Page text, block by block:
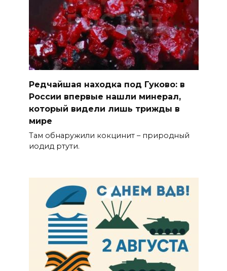
Редчайшая находка под Гуково: в
России впервые нашли минерал,
который видели лишь трижды в
мире
Там обнаружили кокцинит – природный
иодид ртути.